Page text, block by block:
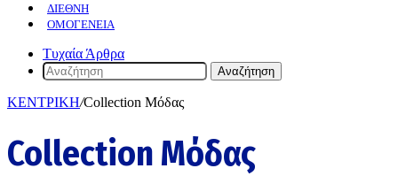
ΔΙΕΘΝΉ
ΟΜΟΓΈΝΕΙΑ
Τυχαία Άρθρα
Αναζήτηση
ΚΕΝΤΡΙΚΗ/Collection Μόδας
Collection Μόδας